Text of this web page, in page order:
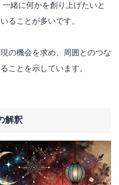
緒に何かを創り上げたいと
ることが多いです。
の機会を求め、周囲とのつな
ことを示しています。
解釈